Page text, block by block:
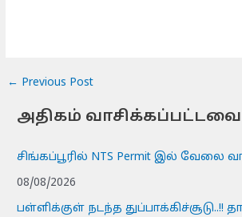
← Previous Post
அதிகம் வாசிக்கப்பட்டவை
சிங்கப்பூரில் NTS Permit இல் வேலை
08/08/2026
பள்ளிக்குள் நடந்த துப்பாக்கிச்சூடு..!!